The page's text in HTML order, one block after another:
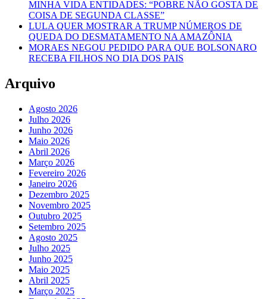
MINHA VIDA ENTIDADES: “POBRE NÃO GOSTA DE
COISA DE SEGUNDA CLASSE”
LULA QUER MOSTRAR A TRUMP NÚMEROS DE
QUEDA DO DESMATAMENTO NA AMAZÔNIA
MORAES NEGOU PEDIDO PARA QUE BOLSONARO
RECEBA FILHOS NO DIA DOS PAIS
Arquivo
Agosto 2026
Julho 2026
Junho 2026
Maio 2026
Abril 2026
Março 2026
Fevereiro 2026
Janeiro 2026
Dezembro 2025
Novembro 2025
Outubro 2025
Setembro 2025
Agosto 2025
Julho 2025
Junho 2025
Maio 2025
Abril 2025
Março 2025